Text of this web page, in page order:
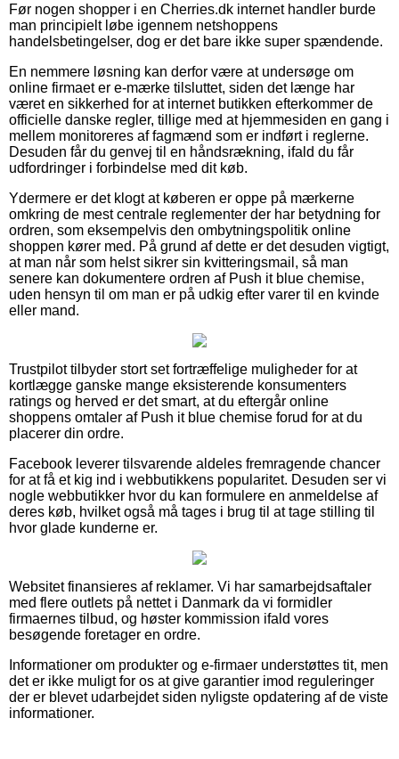
Før nogen shopper i en Cherries.dk internet handler burde
man principielt løbe igennem netshoppens
handelsbetingelser, dog er det bare ikke super spændende.
En nemmere løsning kan derfor være at undersøge om
online firmaet er e-mærke tilsluttet, siden det længe har
været en sikkerhed for at internet butikken efterkommer de
officielle danske regler, tillige med at hjemmesiden en gang i
mellem monitoreres af fagmænd som er indført i reglerne.
Desuden får du genvej til en håndsrækning, ifald du får
udfordringer i forbindelse med dit køb.
Ydermere er det klogt at køberen er oppe på mærkerne
omkring de mest centrale reglementer der har betydning for
ordren, som eksempelvis den ombytningspolitik online
shoppen kører med. På grund af dette er det desuden vigtigt,
at man når som helst sikrer sin kvitteringsmail, så man
senere kan dokumentere ordren af Push it blue chemise,
uden hensyn til om man er på udkig efter varer til en kvinde
eller mand.
Trustpilot tilbyder stort set fortræffelige muligheder for at
kortlægge ganske mange eksisterende konsumenters
ratings og herved er det smart, at du eftergår online
shoppens omtaler af Push it blue chemise forud for at du
placerer din ordre.
Facebook leverer tilsvarende aldeles fremragende chancer
for at få et kig ind i webbutikkens popularitet. Desuden ser vi
nogle webbutikker hvor du kan formulere en anmeldelse af
deres køb, hvilket også må tages i brug til at tage stilling til
hvor glade kunderne er.
Websitet finansieres af reklamer. Vi har samarbejdsaftaler
med flere outlets på nettet i Danmark da vi formidler
firmaernes tilbud, og høster kommission ifald vores
besøgende foretager en ordre.
Informationer om produkter og e-firmaer understøttes tit, men
det er ikke muligt for os at give garantier imod reguleringer
der er blevet udarbejdet siden nyligste opdatering af de viste
informationer.